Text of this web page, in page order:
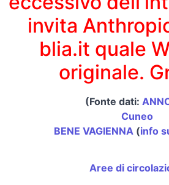
invita
blia.it quale
originale.
(Fonte dati:
Cuneo
BENE VAGIENNA (info
Aree di